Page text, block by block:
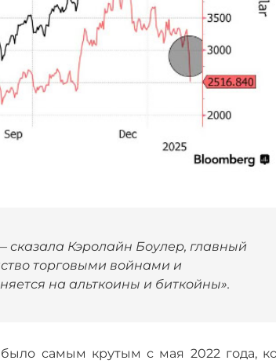
Кэролайн Боулер, главный
торговыми войнами и
на альткоины и биткойны».
самым крутым с мая 2022 года,